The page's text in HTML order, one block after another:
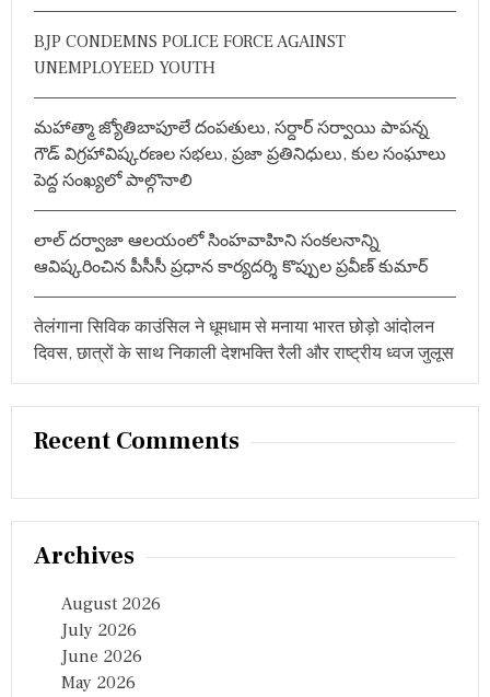
BJP CONDEMNS POLICE FORCE AGAINST
UNEMPLOYEED YOUTH
మహాత్మా జ్యోతిబాపూలే దంపతులు, సర్దార్ సర్వాయి పాపన్న
గౌడ్ విగ్రహావిష్కరణల సభలు, ప్రజా ప్రతినిధులు, కుల సంఘాలు
పెద్ద సంఖ్యలో పాల్గొనాలి
లాల్ దర్వాజా ఆలయంలో సింహవాహిని సంకలనాన్ని
ఆవిష్కరించిన పీసీసీ ప్రధాన కార్యదర్శి కొప్పుల ప్రవీణ్ కుమార్
तेलंगाना सिविक काउंसिल ने धूमधाम से मनाया भारत छोड़ो आंदोलन
दिवस, छात्रों के साथ निकाली देशभक्ति रैली और राष्ट्रीय ध्वज जुलूस
Recent Comments
Archives
August 2026
July 2026
June 2026
May 2026